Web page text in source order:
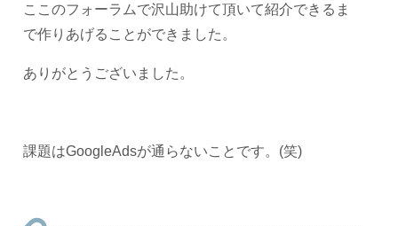
ここのフォーラムで沢山助けて頂いて紹介できるま
で作りあげることができました。
ありがとうございました。
課題はGoogleAdsが通らないことです。(笑)